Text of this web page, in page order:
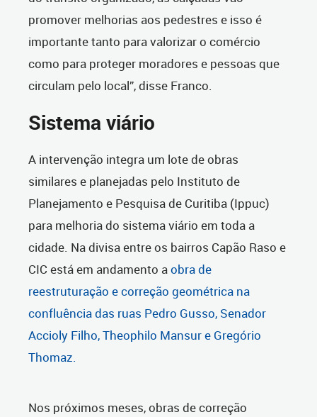
promover melhorias aos pedestres e isso é
importante tanto para valorizar o comércio
como para proteger moradores e pessoas que
circulam pelo local”, disse Franco.
Sistema viário
A intervenção integra um lote de obras
similares e planejadas pelo Instituto de
Planejamento e Pesquisa de Curitiba (Ippuc)
para melhoria do sistema viário em toda a
cidade. Na divisa entre os bairros Capão Raso e
CIC está em andamento aobra de
reestruturação e correção geométrica na
confluência das ruas Pedro Gusso, Senador
Accioly Filho, Theophilo Mansur e Gregório
Thomaz.
Nos próximos meses, obras de correção